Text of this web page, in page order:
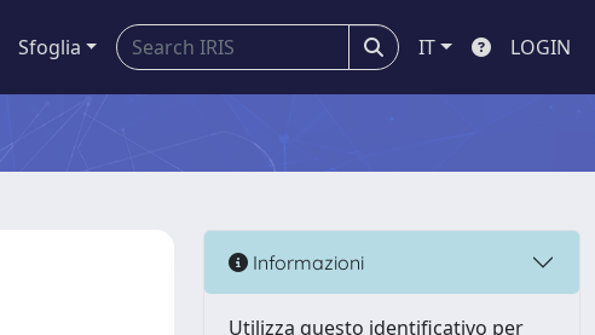
Sfoglia IT LOGIN
Informazioni
Utilizza questo identificativo per